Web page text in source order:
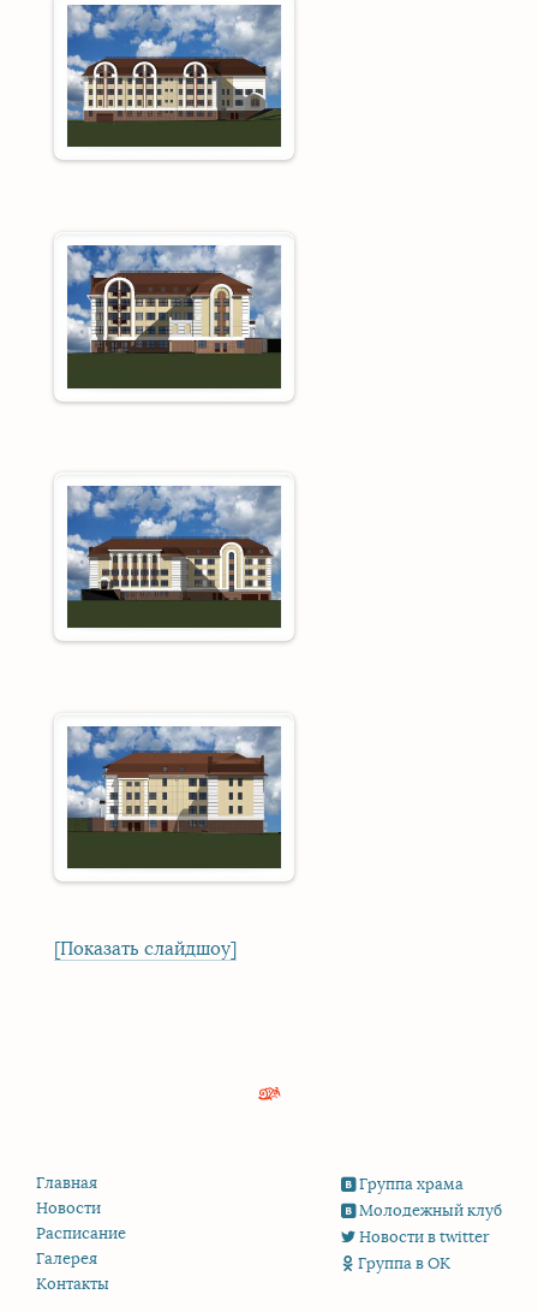
[Показать слайдшоу]
Группа храма
Молодежный клуб
Новости в twitter
Группа в ОК
Главная
Новости
Расписание
Галерея
Контакты